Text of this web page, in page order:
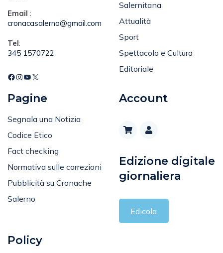
cronacasalerno@gmail.com
345 1570722
Attualità
Sport
Spettacolo e Cultura
Editoriale
Codice Etico
Fact checking
Normativa sulle correzioni
Pubblicità su Cronache
Salerno
giornaliera
Edicola